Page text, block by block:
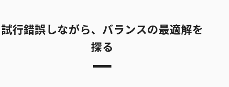
試行錯誤しながら、バランスの最適解を
探る